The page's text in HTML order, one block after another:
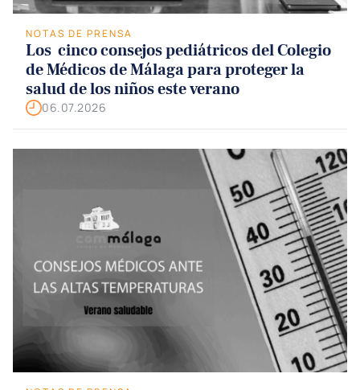
NOTAS DE PRENSA
Los cinco consejos pediátricos del Colegio
de Médicos de Málaga para proteger la
salud de los niños este verano
06.07.2026